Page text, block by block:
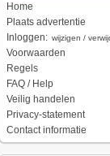
Home
Plaats advertentie
Inloggen: wijzigen /
Voorwaarden
Regels
FAQ / Help
Veilig handelen
Privacy-statement
Contact informatie